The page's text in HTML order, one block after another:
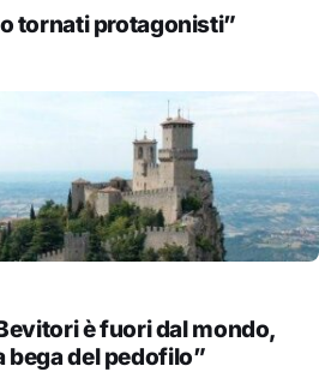
tornati protagonisti”
è fuori dal mondo,
bega del pedofilo”